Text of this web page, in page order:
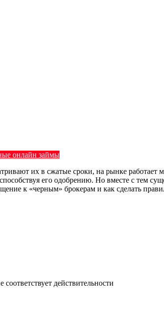
онлайн займы
их в сжатые сроки, на рынке работает
его одобрению. Но вместе с тем
к «черным» брокерам и как сделать
действительности